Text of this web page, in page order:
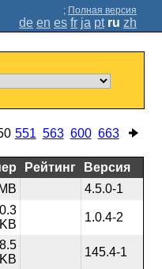
; Полная версия
de en es fr ja pt ru zh
551 563 600 663
Рейтинг
Версия
4.5.0-1
KB
1.0.4-2
KB
145.4-1